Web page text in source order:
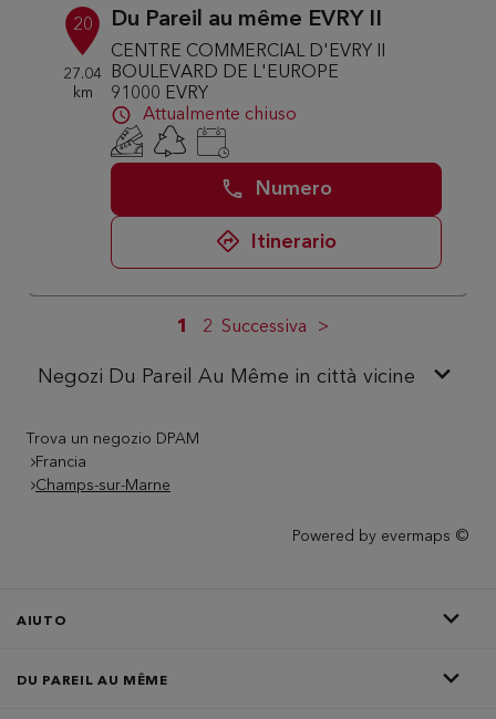
20
27.04
km
Du Pareil au même EVRY II
CENTRE COMMERCIAL D'EVRY II
BOULEVARD DE L'EUROPE
91000 EVRY
Attualmente chiuso
Numero
Itinerario
1 2 Successiva
Negozi Du Pareil Au Même in città vicine
Trova un negozio DPAM
Francia
Champs-sur-Marne
Powered by evermaps ©
AIUTO
DU PAREIL AU MÊME